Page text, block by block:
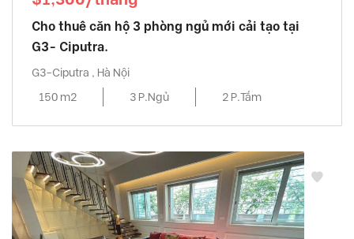
Cho thuê căn hộ 3 phòng ngủ mới cải tạo tại
G3- Ciputra.
G3-Ciputra , Hà Nội
150 m2
3 P.Ngủ 2 P.Tắm